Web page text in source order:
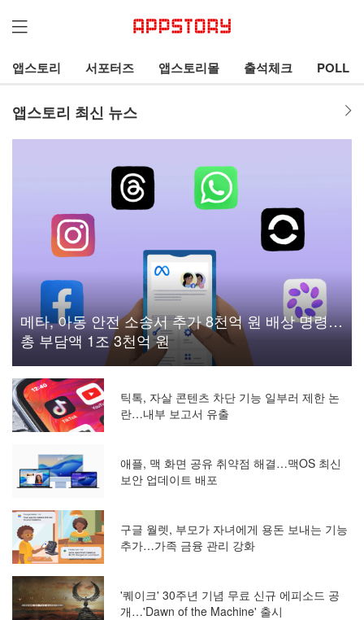
앱스토리 서포터즈 앱스토리몰 출석체크 POLL
앱스토리 최신 뉴스
메타, 아동 안전 소송서 추가 8천억 원 배상 명령…
총 부담액 1조 3천억 원
틱톡, 자살 콘텐츠 차단 기능 일부러 제한 논
란…내부 보고서 유출
애플, 맥 화면 공유 취약점 해결…맥OS 최신
보안 업데이트 배포
구글 월렛, 부모가 자녀에게 용돈 보내는 기능
추가…가족 금융 관리 강화
'퀘이크' 30주년 기념 무료 신규 에피소드 공
개…'Dawn of the Machine' 출시